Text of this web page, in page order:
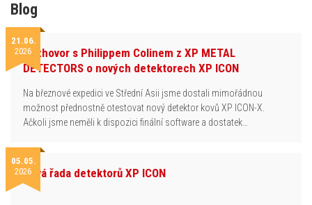
Blog
21.06.
2026Rozhovor s Philippem Colinem z XP METAL
DETECTORS o nových detektorech XP ICON
Na březnové expedici ve Střední Asii jsme dostali mimořádnou
možnost přednostně otestovat nový detektor kovů XP ICON-X.
Ačkoli jsme neměli k dispozici finální software a dostatek…
05.05.
2026Nová řada detektorů XP ICON